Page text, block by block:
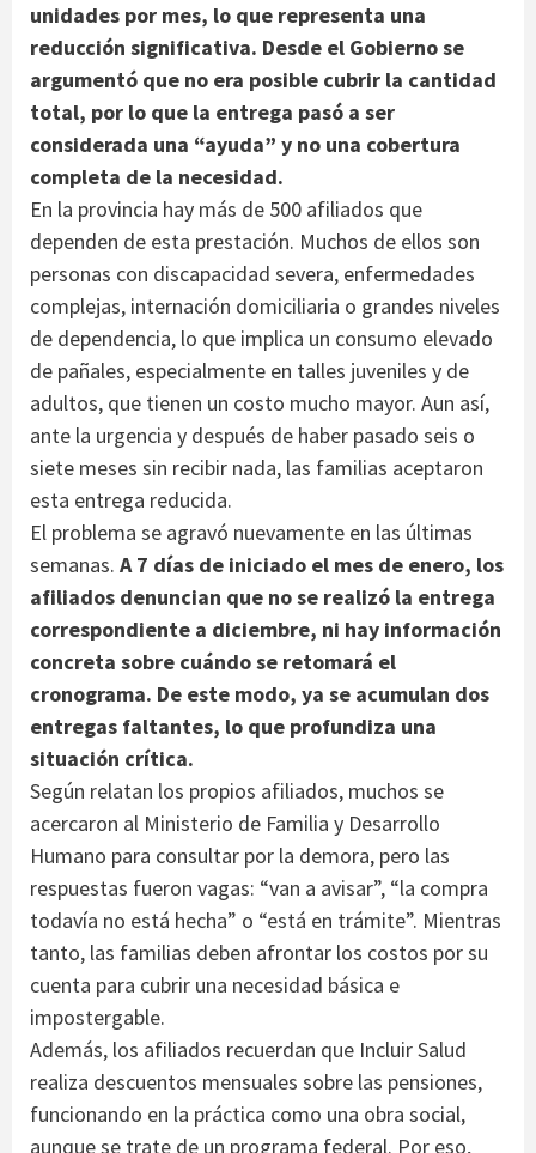
unidades por mes, lo que representa una
reducción significativa. Desde el Gobierno se
argumentó que no era posible cubrir la cantidad
total, por lo que la entrega pasó a ser
considerada una “ayuda” y no una cobertura
completa de la necesidad.
En la provincia hay más de 500 afiliados que
dependen de esta prestación. Muchos de ellos son
personas con discapacidad severa, enfermedades
complejas, internación domiciliaria o grandes niveles
de dependencia, lo que implica un consumo elevado
de pañales, especialmente en talles juveniles y de
adultos, que tienen un costo mucho mayor. Aun así,
ante la urgencia y después de haber pasado seis o
siete meses sin recibir nada, las familias aceptaron
esta entrega reducida.
El problema se agravó nuevamente en las últimas
semanas. A 7 días de iniciado el mes de enero, los
afiliados denuncian que no se realizó la entrega
correspondiente a diciembre, ni hay información
concreta sobre cuándo se retomará el
cronograma. De este modo, ya se acumulan dos
entregas faltantes, lo que profundiza una
situación crítica.
Según relatan los propios afiliados, muchos se
acercaron al Ministerio de Familia y Desarrollo
Humano para consultar por la demora, pero las
respuestas fueron vagas: “van a avisar”, “la compra
todavía no está hecha” o “está en trámite”. Mientras
tanto, las familias deben afrontar los costos por su
cuenta para cubrir una necesidad básica e
impostergable.
Además, los afiliados recuerdan que Incluir Salud
realiza descuentos mensuales sobre las pensiones,
funcionando en la práctica como una obra social,
aunque se trate de un programa federal. Por eso,